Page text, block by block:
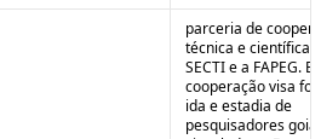
parceria de
técnica e científica
SECTI e a FAPEG.
cooperação visa
ida e estadia de
pesquisadores